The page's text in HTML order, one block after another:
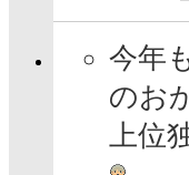
今年
のお
上位